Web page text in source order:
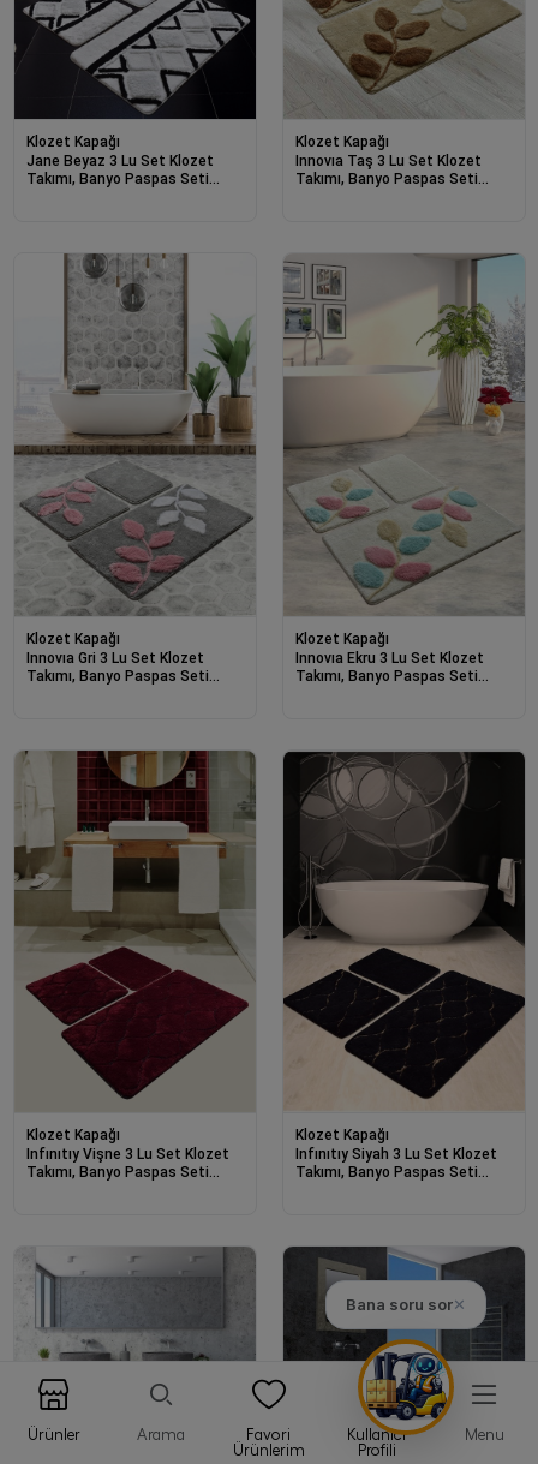
Bana soru sor✕
Ürünler Arama
Favori
Ürünlerim
Kullanıcı
Profili
Menu
Klozet Kapağı
Jane Beyaz 3 Lu Set Klozet
Takımı, Banyo Paspas Seti
Klozet Kapağı
Innovıa Taş 3 Lu Set Klozet
Takımı, Banyo Paspas Seti
Klozet Kapağı
Innovıa Gri 3 Lu Set Klozet
Takımı, Banyo Paspas Seti
Klozet Kapağı
Innovıa Ekru 3 Lu Set Klozet
Takımı, Banyo Paspas Seti
Klozet Kapağı
Infınıtıy Vişne 3 Lu Set Klozet
Takımı, Banyo Paspas Seti
Klozet Kapağı
Infınıtıy Siyah 3 Lu Set Klozet
Takımı, Banyo Paspas Seti